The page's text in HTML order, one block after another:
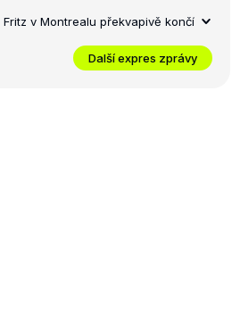
Fritz v Montrealu překvapivě končí
Další expres zprávy